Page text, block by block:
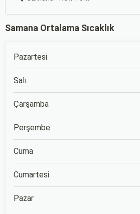
Samana Ortalama Sıcaklık
Pazartesi
Salı
Çarşamba
Perşembe
Cuma
Cumartesi
Pazar